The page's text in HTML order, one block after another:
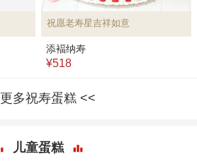
祝愿老寿星吉祥如意
添褔纳寿
¥518
更多祝寿蛋糕
儿童蛋糕